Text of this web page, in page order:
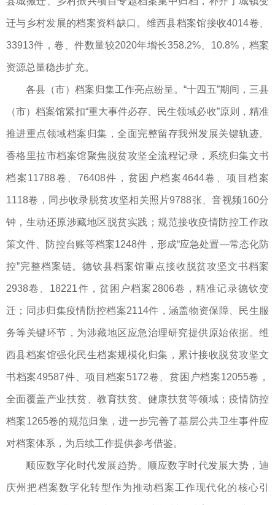
迁与乡村发展的档案资料缺口。维西县档案馆接收4014卷、
33913件，卷、件数量较2020年增长358.2%、10.8%，档案
资源总量稳步扩充。
各县（市）档案归集工作亮点纷呈。“十四五”期间，三县
（市）档案馆紧扣“重大事件必存、民生领域必收”原则，精准
推进重点领域档案归集，全面完整留存我州发展关键轨迹。
香格里拉市档案馆聚焦脱贫攻坚全流程记录，系统归集文书
档案11788卷、76408件，贫困户档案4644卷、项目档案
1118卷，同步收录脱贫攻坚相关照片9788张、音视频160分
钟，生动还原涉藏地区脱贫实践；规范接收疫情防控工作政
策文件、防控台账等档案1248件，形成“应急处置—常态化防
控”完整档案链。德钦县档案馆重点接收脱贫攻坚文书档案
2938卷、18221件，贫困户档案2806卷，精准记录德钦变
迁；同步归集疫情防控档案2114件，涵盖物资保障、民生服
务等关键环节，为涉藏地区应急治理研究提供原始依据。维
西县档案馆强化民生档案规模化归集，累计接收脱贫攻坚文
书档案49587件、项目档案5172卷、贫困户档案12055卷，
全面覆盖产业扶贫、教育扶贫、健康扶贫等领域；疫情防控
档案1265卷的规范归集，进一步完善了基层公共卫生事件应
对档案体系，为后续工作提供参考借鉴。
顺应数字化时代发展趋势。顺应数字时代发展大势，迪
庆州把档案数字化转型作为推动档案工作现代化的核心引